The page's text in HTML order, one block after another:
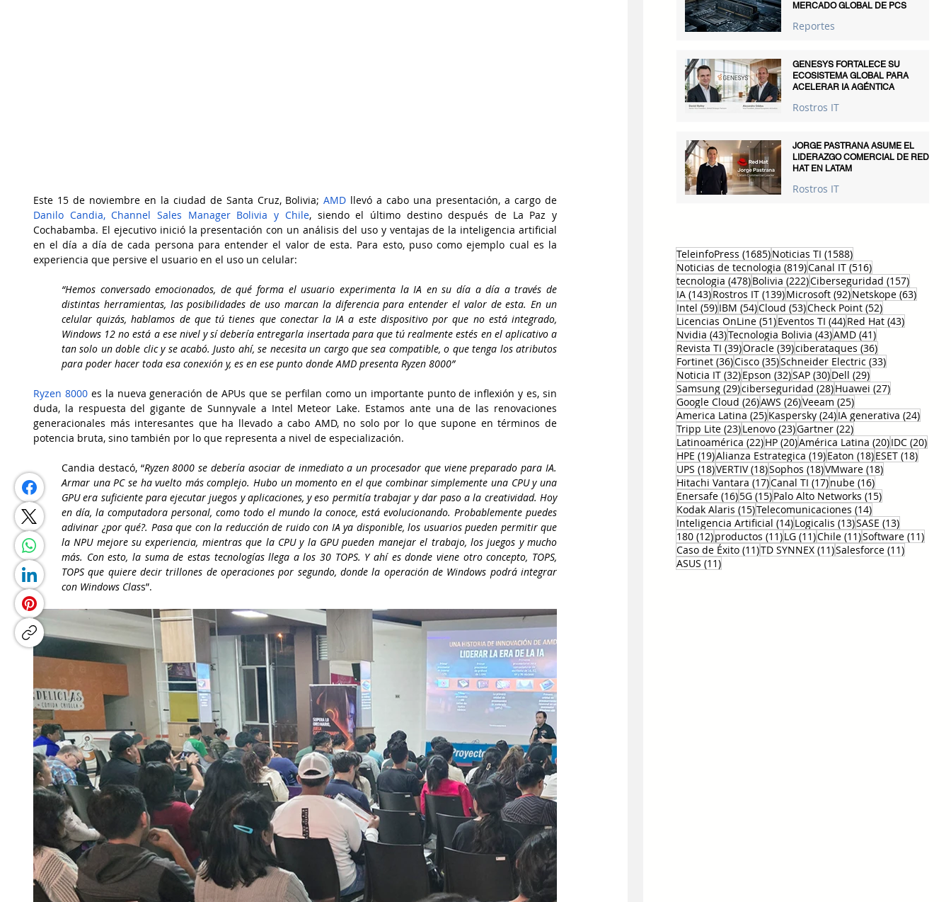
Este 15 de noviembre en la ciudad de Santa Cruz, Bolivia; AMD
Danilo Candia, Channel Sales Manager Bolivia y Chile, siendo el último destino después de La Paz y
Cochabamba. El ejecutivo inició la presentación con un análisis del uso y ventajas de la inteligencia artificial
en el día a día de cada persona para entender el valor de esta. Para esto, puso como ejemplo cual es la
experiencia que persive el usuario en el uso un celular:
“Hemos conversado emocionados, de qué forma el usuario experimenta la IA en su día a día a través de
distintas herramientas, las posibilidades de uso marcan la diferencia para entender el valor de esta. En un
celular quizás, hablamos de que tú tienes que conectar la IA a este dispositivo por que no está integrado,
Windows 12 no está a ese nivel y sí debería entregarla insertada para que tú realmente estés en el aplicativo a
tan solo un doble clic y se acabó. Justo ahí, se necesita un cargo que sea compatible, o que tenga los atributos
para poder hacer toda esa conexión y, es en ese punto donde AMD presenta Ryzen 8000”
Ryzen 8000 es la nueva generación de APUs que se perfilan como un importante punto de inflexión y es, sin
duda, la respuesta del gigante de Sunnyvale a Intel Meteor Lake. Estamos ante una de las renovaciones
generacionales más interesantes que ha llevado a cabo AMD, no solo por lo que supone en términos de
potencia bruta, sino también por lo que representa a nivel de especialización.
Candia destacó, “Ryzen 8000 se debería asociar de inmediato a un procesador que viene preparado para IA.
Armar una PC se ha vuelto más complejo. Hubo un momento en el que combinar simplemente una CPU y una
GPU era suficiente para ejecutar juegos y aplicaciones, y eso permitía trabajar y dar paso a la creatividad. Hoy
en día, la computadora personal, como todo el mundo la conoce, está evolucionando. Probablemente puedes
adivinar ¿por qué?. Pasa que con la reducción de ruido con IA ya disponible, los usuarios pueden permitir que
la NPU mejore su experiencia, mientras que la CPU y la GPU pueden manejar el trabajo, los juegos y mucho
más. Con esto, la suma de estas tecnologías llega a los 30 TOPS. Y ahí es donde viene otro concepto, TOPS,
TOPS que quiere decir trillones de operaciones por segundo, donde la operación de Windows podrá integrar
con Windows Class”.
MERCADO GLOBAL DE PCS
Reportes
GENESYS FORTALECE SU
ECOSISTEMA GLOBAL PARA
ACELERAR IA AGÉNTICA
Rostros IT
JORGE PASTRANA ASUME EL
LIDERAZGO COMERCIAL DE RED
HAT EN LATAM
Rostros IT
TeleinfoPress (1685)1685 entradas
Noticias TI (1588)1588 entradas
Noticias de tecnologia (819)819 entradas
Canal IT (516)516 entradas
tecnologia (478)478 entradas
Bolivia (222)222 entradas
Ciberseguridad (157)157
IA (143)143 entradas
Rostros IT (139)139 entradas
Microsoft (92)92 entradas
Netskope (63)63
Intel (59)59 entradas
IBM (54)54 entradas
Cloud (53)53 entradas
Check Point (52)52 entradas
Licencias OnLine (51)51 entradas
Eventos TI (44)44 entradas
Red Hat (43)43
Nvidia (43)43 entradas
Tecnologia Bolivia (43)43 entradas
AMD (41)41 entradas
Revista TI (39)39 entradas
Oracle (39)39 entradas
ciberataques (36)36 entradas
Fortinet (36)36 entradas
Cisco (35)35 entradas
Schneider Electric (33)33 entradas
Noticia IT (32)32 entradas
Epson (32)32 entradas
SAP (30)30 entradas
Dell (29)29 entradas
Samsung (29)29 entradas
ciberseguridad (28)28 entradas
Huawei (27)27 entradas
Google Cloud (26)26 entradas
AWS (26)26 entradas
Veeam (25)25 entradas
America Latina (25)25 entradas
Kaspersky (24)24 entradas
IA generativa (24)24
Tripp Lite (23)23 entradas
Lenovo (23)23 entradas
Gartner (22)22 entradas
Latinoamérica (22)22 entradas
HP (20)20 entradas
América Latina (20)20 entradas
IDC (20)20
HPE (19)19 entradas
Alianza Estrategica (19)19 entradas
Eaton (18)18 entradas
ESET (18)18
UPS (18)18 entradas
VERTIV (18)18 entradas
Sophos (18)18 entradas
VMware (18)18 entradas
Hitachi Vantara (17)17 entradas
Canal TI (17)17 entradas
nube (16)16 entradas
Enersafe (16)16 entradas
5G (15)15 entradas
Palo Alto Networks (15)15 entradas
Kodak Alaris (15)15 entradas
Telecomunicaciones (14)14 entradas
Inteligencia Artificial (14)14 entradas
Logicalis (13)13 entradas
SASE (13)13
180 (12)12 entradas
productos (11)11 entradas
LG (11)11 entradas
Chile (11)11 entradas
Software (11)11
Caso de Éxito (11)11 entradas
TD SYNNEX (11)11 entradas
Salesforce (11)11
ASUS (11)11 entradas